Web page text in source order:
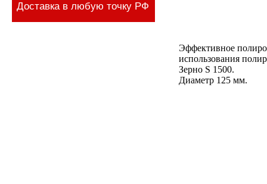
Доставка в любую точку РФ
Эффективное
использования
Зерно S 1500.
Диаметр 125 мм.